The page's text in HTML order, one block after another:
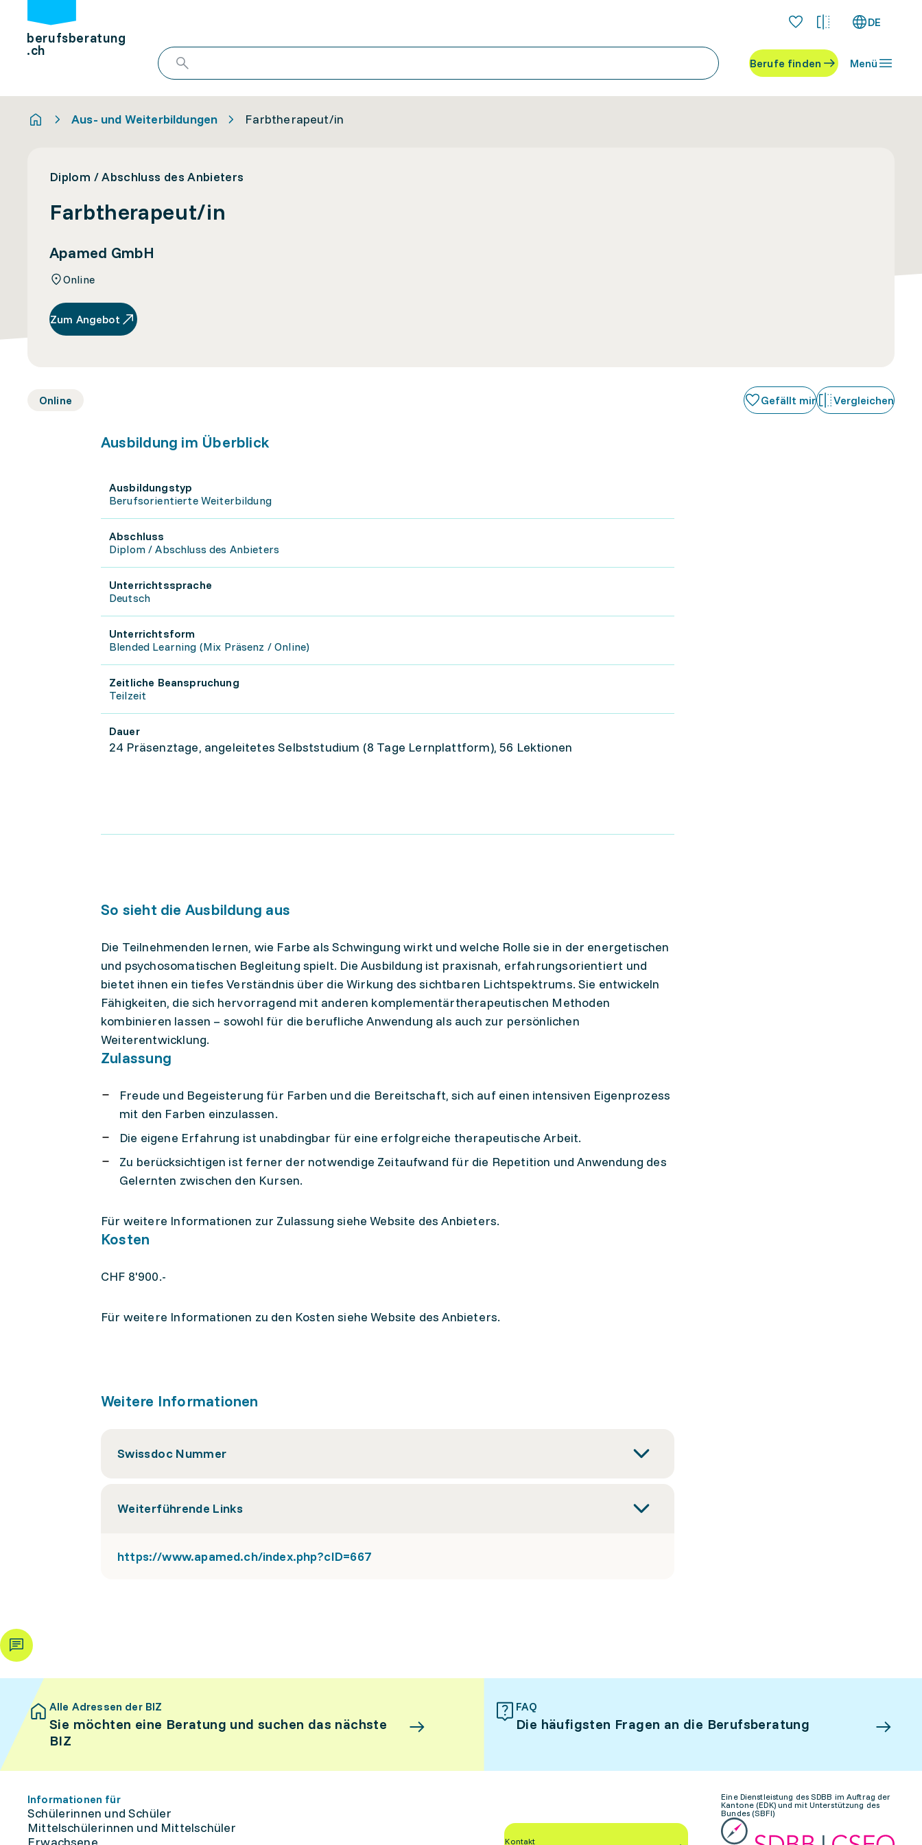
berufsberatung
.ch
DE
Berufe finden Menü
Aus- und Weiterbildungen Farbtherapeut/in
Diplom / Abschluss des Anbieters
Farbtherapeut/in
Apamed GmbH
Online
Zum Angebot
Online Gefällt mir Vergleichen
Ausbildung im Überblick
Ausbildungstyp
Berufsorientierte Weiterbildung
Abschluss
Diplom / Abschluss des Anbieters
Unterrichtssprache
Deutsch
Unterrichtsform
Blended Learning (Mix Präsenz / Online)
Zeitliche Beanspruchung
Teilzeit
Dauer
24 Präsenztage, angeleitetes Selbststudium (8 Tage Lernplattform), 56 Lektionen
So sieht die Ausbildung aus
Die Teilnehmenden lernen, wie Farbe als Schwingung wirkt und welche Rolle sie in der energetischen
und psychosomatischen Begleitung spielt. Die Ausbildung ist praxisnah, erfahrungsorientiert und
bietet ihnen ein tiefes Verständnis über die Wirkung des sichtbaren Lichtspektrums. Sie entwickeln
Fähigkeiten, die sich hervorragend mit anderen komplementärtherapeutischen Methoden
kombinieren lassen – sowohl für die berufliche Anwendung als auch zur persönlichen
Weiterentwicklung.
Zulassung
Freude und Begeisterung für Farben und die Bereitschaft, sich auf einen intensiven Eigenprozess
mit den Farben einzulassen.
Die eigene Erfahrung ist unabdingbar für eine erfolgreiche therapeutische Arbeit.
Zu berücksichtigen ist ferner der notwendige Zeitaufwand für die Repetition und Anwendung des
Gelernten zwischen den Kursen.
Für weitere Informationen zur Zulassung siehe Website des Anbieters.
Kosten
CHF 8'900.-
Für weitere Informationen zu den Kosten siehe Website des Anbieters.
Weitere Informationen
Swissdoc Nummer
Weiterführende Links
https://www.apamed.ch/index.php?cID=667
Alle Adressen der BIZ
Sie möchten eine Beratung und suchen das nächste
BIZ
FAQ
Die häufigsten Fragen an die Berufsberatung
Informationen für
Schülerinnen und Schüler
Mittelschülerinnen und Mittelschüler
Kontakt
Eine Dienstleistung des SDBB im Auftrag der
Kantone (EDK) und mit Unterstützung des
Bundes (SBFI)